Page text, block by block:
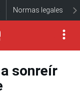
Normas legales
sonreír